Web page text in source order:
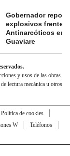
Gobernador
explosivos frente a
Antinarcóticos en
Guaviare
y usos de las obras
lectura mecánica u otros
Política de cookies
W
Teléfonos